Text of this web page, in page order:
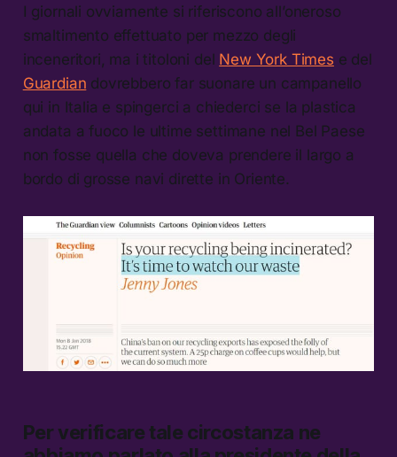
I giornali ovviamente si riferiscono all’oneroso
smaltimento effettuato per mezzo degli
inceneritori, ma i titoloni del New York Times e del
Guardian dovrebbero far suonare un campanello
qui in Italia e spingerci a chiederci se la plastica
andata a fuoco le ultime settimane nel Bel Paese
non fosse quella che doveva prendere il largo a
bordo di grosse navi dirette in Oriente.
Per verificare tale circostanza ne